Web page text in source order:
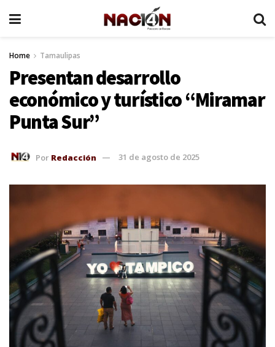
Home Tamaulipas
Presentan desarrollo
económico y turístico “Miramar
Punta Sur”
Por Redacción 31 de agosto de 2025